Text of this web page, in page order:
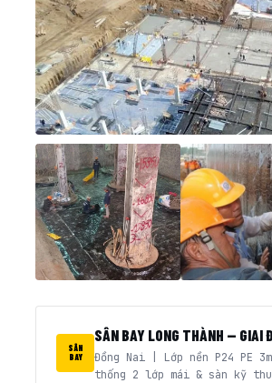
SÂN
BAY
SÂN BAY LONG THÀNH — GIAI
Đồng Nai | Lớp nền P24 PE
thống 2 lớp mái & sàn kỹ